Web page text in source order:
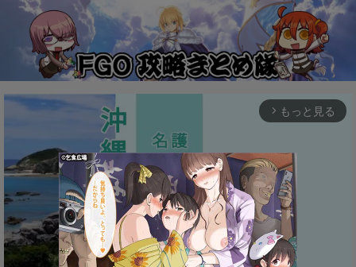
arrow_forward_ios もっと見る